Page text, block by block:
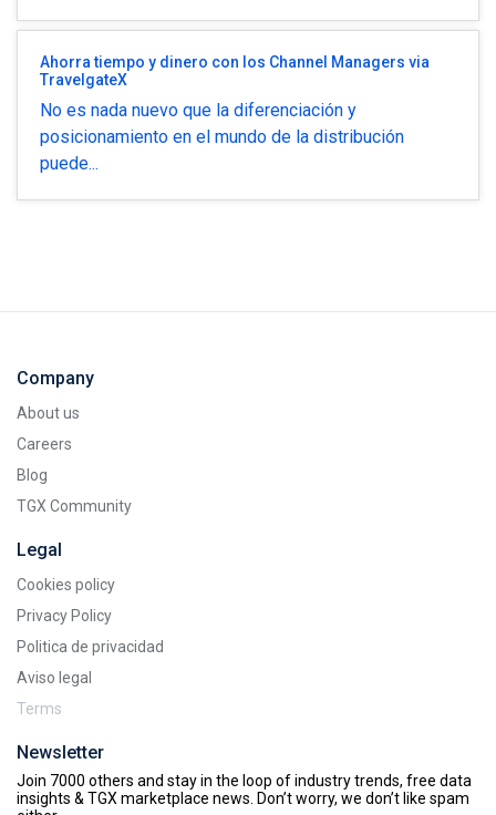
Ahorra tiempo y dinero con los Channel Managers via
TravelgateX
No es nada nuevo que la diferenciación y
posicionamiento en el mundo de la distribución
puede...
Company
About us
Careers
Blog
TGX Community
Legal
Cookies policy
Privacy Policy
Politica de privacidad
Aviso legal
Terms
Newsletter